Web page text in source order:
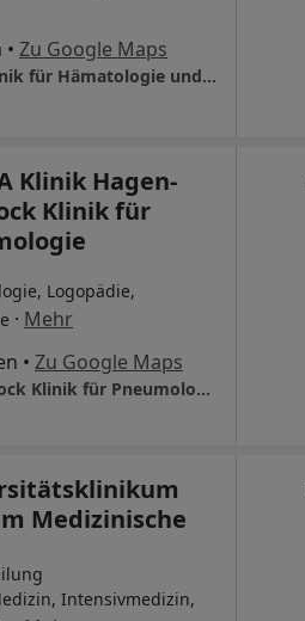
• Zu Google Maps
Ev. Krankenhaus Witten Klinik für Hämatologie und Onkologie
Klinik Hagen-
Klinik für
Logopädie,
· Mehr
• Zu Google Maps
VITREA Klinik Hagen-Ambrock Klinik für Pneumologie
Medizinische
Intensivmedizin,